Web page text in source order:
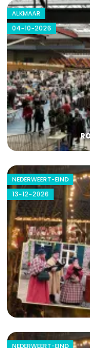
ALKMAAR
04-10-2026
NEDERWEERT-EIND
13-12-2026
NEDERWEERT-EIND